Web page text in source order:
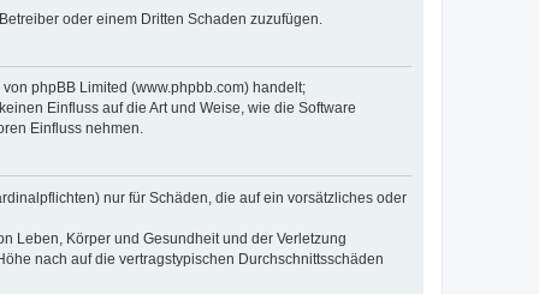
oder einem Dritten Schaden zuzufügen.
phpBB Limited (www.phpbb.com) handelt;
Einfluss auf die Art und Weise, wie die Software
Einfluss nehmen.
nur für Schäden, die auf ein vorsätzliches oder
Leben, Körper und Gesundheit und der Verletzung
nach auf die vertragstypischen Durchschnittsschäden